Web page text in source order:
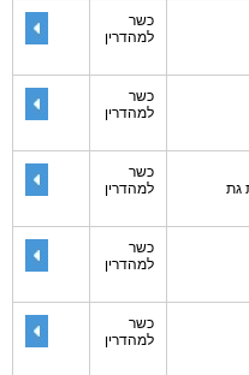
כשר
למהדרין
כשר
למהדרין
כשר
למהדרין
כשר
למהדרין
כשר
למהדרין